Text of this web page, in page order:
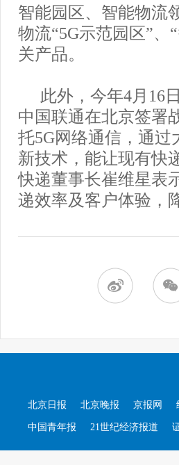
智能园区、智能物流
物流“5G示范园区”、
关产品。
此外，今年4月16
中国联通在北京签署
托5G网络通信，通
新技术，能让现有快
快递董事长崔维星表
递效率及客户体验，
北京日报 北京晚报 京报网
中国青年报 21世纪经济报道